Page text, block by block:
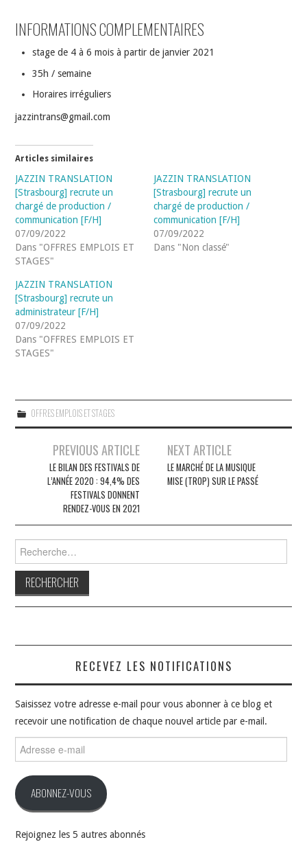
INFORMATIONS COMPLEMENTAIRES
stage de 4 à 6 mois à partir de janvier 2021
35h / semaine
Horaires irréguliers
jazzintrans@gmail.com
Articles similaires
JAZZIN TRANSLATION
[Strasbourg] recrute un
chargé de production /
communication [F/H]
07/09/2022
Dans "OFFRES EMPLOIS ET
STAGES"
JAZZIN TRANSLATION
[Strasbourg] recrute un
chargé de production /
communication [F/H]
07/09/2022
Dans "Non classé"
JAZZIN TRANSLATION
[Strasbourg] recrute un
administrateur [F/H]
07/09/2022
Dans "OFFRES EMPLOIS ET
STAGES"
OFFRES EMPLOIS ET STAGES
Navigation
articles
PREVIOUS ARTICLE
LE BILAN DES FESTIVALS DE
L’ANNÉE 2020 : 94,4% DES
FESTIVALS DONNENT
RENDEZ-VOUS EN 2021
NEXT ARTICLE
LE MARCHÉ DE LA MUSIQUE
MISE (TROP) SUR LE PASSÉ
RECEVEZ LES NOTIFICATIONS
Saisissez votre adresse e-mail pour vous abonner à ce blog et
recevoir une notification de chaque nouvel article par e-mail.
e-
ABONNEZ-VOUS
Rejoignez les 5 autres abonnés